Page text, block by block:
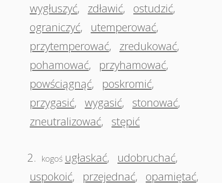
wygłuszyć, zdławić, ostudzić,
ograniczyć, utemperować,
przytemperować, zredukować,
pohamować, przyhamować,
powściągnąć, poskromić,
przygasić, wygasić, stonować,
zneutralizować, stępić
2. kogoś ugłaskać, udobruchać,
uspokoić, przejednać, opamiętać,